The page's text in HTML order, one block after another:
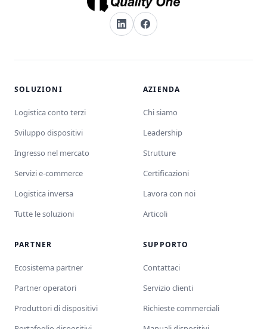
SOLUZIONI
Logistica conto terzi
Sviluppo dispositivi
Ingresso nel mercato
Servizi e-commerce
Logistica inversa
Tutte le soluzioni
AZIENDA
Chi siamo
Leadership
Strutture
Certificazioni
Lavora con noi
Articoli
PARTNER
Ecosistema partner
Partner operatori
Produttori di dispositivi
SUPPORTO
Contattaci
Servizio clienti
Richieste commerciali